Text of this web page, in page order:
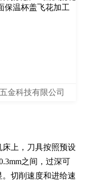
金科技有限公司
上，刀具按照预设
之间，过深可
切削速度和进给速